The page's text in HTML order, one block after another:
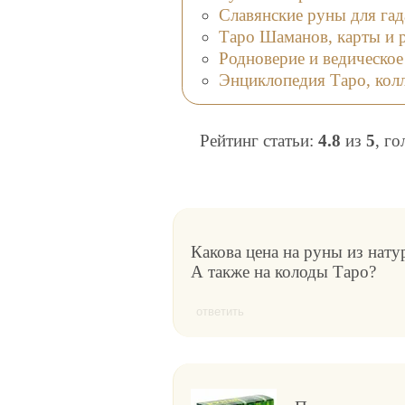
Арканов
Славянские руны для
Таро Шаманов, карты и
Родноверие и
Энциклопедия Таро,
Рейтинг статьи: 4.8 из 5,
Какова цена на руны из
А также на колоды Таро?
ответить